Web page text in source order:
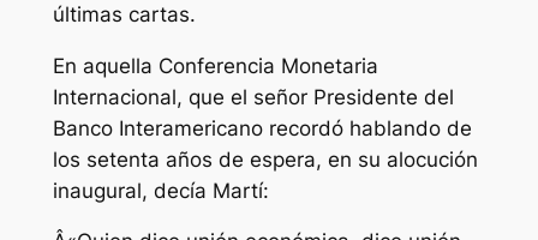
últimas cartas.
En aquella Conferencia Monetaria
Internacional, que el señor Presidente del
Banco Interamericano recordó hablando de
los setenta años de espera, en su alocución
inaugural, decía Martí: